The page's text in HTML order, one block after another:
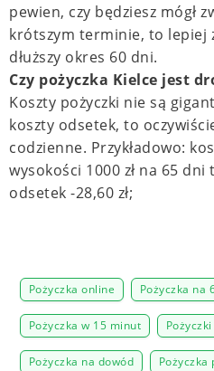
pewien, czy będziesz mógł
krótszym terminie, to lepiej
dłuższy okres 60 dni.
Czy pożyczka Kielce jest
Koszty pożyczki nie są
koszty odsetek, to
codzienne. Przykładowo:
wysokości 1000 zł na 65 dni
odsetek -28,60 zł;
Pożyczka online Pożyczka na
Pożyczka w 15 minut
Pożyczka na dowód Pożyczka